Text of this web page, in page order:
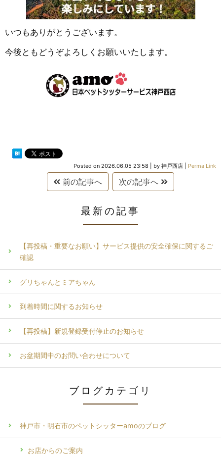
いつもありがとうございます。
今後ともどうぞよろしくお願いいたします。
Posted on 2026.06.05 23:58 by 神戸西店 Perma Link
前の記事へ 次の記事へ
最新の記事
【再投稿・重要なお願い】サービス提供の安全確保に関するご
確認
グリちゃんとミアちゃん
到着時間に関するお知らせ
【再投稿】新規登録受付停止のお知らせ
お盆期間中のお問い合わせについて
ブログカテゴリ
神戸市・明石市のペットシッターamoのブログ
お店からのご案内